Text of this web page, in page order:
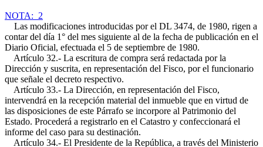
NOTA: 2
Las modificaciones introducidas por el DL 3474, de 1980, rigen a
contar del día 1° del mes siguiente al de la fecha de publicación en el
Diario Oficial, efectuada el 5 de septiembre de 1980.
Artículo 32.- La escritura de compra será redactada por la
Dirección y suscrita, en representación del Fisco, por el funcionario
que señale el decreto respectivo.
Artículo 33.- La Dirección, en representación del Fisco,
intervendrá en la recepción material del inmueble que en virtud de
las disposiciones de este Párrafo se incorpore al Patrimonio del
Estado. Procederá a registrarlo en el Catastro y confeccionará el
informe del caso para su destinación.
Artículo 34.- El Presidente de la República, a través del Ministerio